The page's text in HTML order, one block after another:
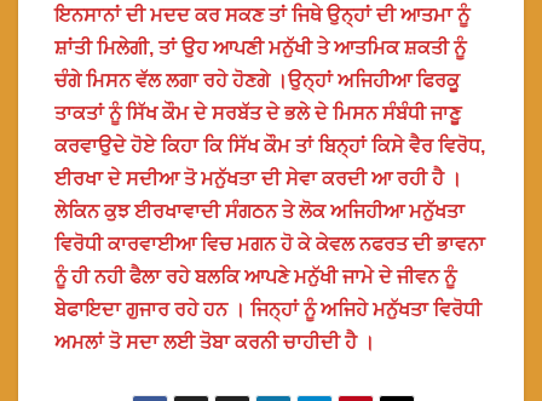
ਇਨਸਾਨਾਂ ਦੀ ਮਦਦ ਕਰ ਸਕਣ ਤਾਂ ਜਿਥੇ ਉਨ੍ਹਾਂ ਦੀ ਆਤਮਾ ਨੂੰ
ਸ਼ਾਂਤੀ ਮਿਲੇਗੀ, ਤਾਂ ਉਹ ਆਪਣੀ ਮਨੁੱਖੀ ਤੇ ਆਤਮਿਕ ਸ਼ਕਤੀ ਨੂੰ
ਚੰਗੇ ਮਿਸਨ ਵੱਲ ਲਗਾ ਰਹੇ ਹੋਣਗੇ ।ਉਨ੍ਹਾਂ ਅਜਿਹੀਆ ਫਿਰਕੂ
ਤਾਕਤਾਂ ਨੂੰ ਸਿੱਖ ਕੌਮ ਦੇ ਸਰਬੱਤ ਦੇ ਭਲੇ ਦੇ ਮਿਸਨ ਸੰਬੰਧੀ ਜਾਣੂ
ਕਰਵਾਉਦੇ ਹੋਏ ਕਿਹਾ ਕਿ ਸਿੱਖ ਕੌਮ ਤਾਂ ਬਿਨ੍ਹਾਂ ਕਿਸੇ ਵੈਰ ਵਿਰੋਧ,
ਈਰਖਾ ਦੇ ਸਦੀਆ ਤੋ ਮਨੁੱਖਤਾ ਦੀ ਸੇਵਾ ਕਰਦੀ ਆ ਰਹੀ ਹੈ ।
ਲੇਕਿਨ ਕੁਝ ਈਰਖਾਵਾਦੀ ਸੰਗਠਨ ਤੇ ਲੋਕ ਅਜਿਹੀਆ ਮਨੁੱਖਤਾ
ਵਿਰੋਧੀ ਕਾਰਵਾਈਆ ਵਿਚ ਮਗਨ ਹੋ ਕੇ ਕੇਵਲ ਨਫਰਤ ਦੀ ਭਾਵਨਾ
ਨੂੰ ਹੀ ਨਹੀ ਫੈਲਾ ਰਹੇ ਬਲਕਿ ਆਪਣੇ ਮਨੁੱਖੀ ਜਾਮੇ ਦੇ ਜੀਵਨ ਨੂੰ
ਬੇਫਾਇਦਾ ਗੁਜਾਰ ਰਹੇ ਹਨ । ਜਿਨ੍ਹਾਂ ਨੂੰ ਅਜਿਹੇ ਮਨੁੱਖਤਾ ਵਿਰੋਧੀ
ਅਮਲਾਂ ਤੋ ਸਦਾ ਲਈ ਤੋਬਾ ਕਰਨੀ ਚਾਹੀਦੀ ਹੈ ।